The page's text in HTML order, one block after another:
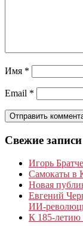
Имя *
Email *
Свежие записи
Игорь
Самокаты в
Новая
Евгений
ИИ-
К